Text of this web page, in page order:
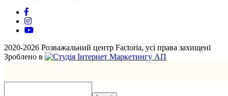
2020-2026 Розважальний центр Factoria, усі права захищені
Зроблено в